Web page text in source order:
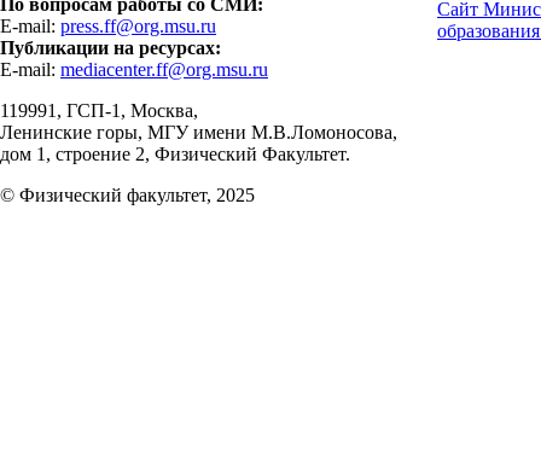
По вопросам работы со СМИ:
E-mail: press.ff@org.msu.ru
Публикации на ресурсах:
E-mail: mediacenter.ff@org.msu.ru
119991, ГСП-1, Москва,
Ленинские горы, МГУ имени М.В.Ломоносова,
дом 1, строение 2, Физический Факультет.
© Физический факультет, 2025
Сайт